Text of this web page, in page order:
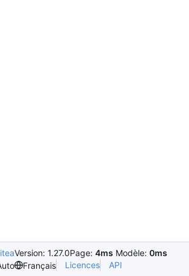
Version: 1.27.0Page: 4ms Modèle: 0ms
Français Licences API